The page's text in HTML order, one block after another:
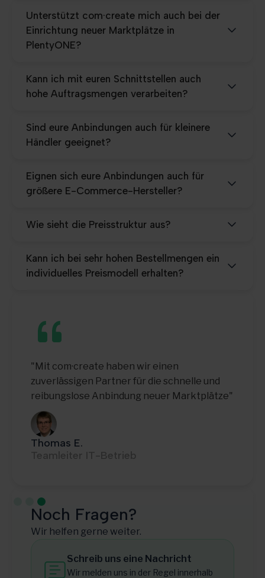
Unterstützt com·create mich auch bei der
Einrichtung neuer Marktplätze in
PlentyONE?
Kann ich mit euren Schnittstellen auch
hohe Auftragsmengen verarbeiten?
Sind eure Anbindungen auch für kleinere
Händler geeignet?
Eignen sich eure Anbindungen auch für
größere E-Commerce-Hersteller?
Wie sieht die Preisstruktur aus?
Kann ich bei sehr hohen Bestellmengen ein
individuelles Preismodell erhalten?
"Mit com·create haben wir einen
zuverlässigen Partner für die schnelle und
reibungslose Anbindung neuer Marktplätze"
Thomas E.
Noch Fragen?
Wir helfen gerne weiter.
Schreib uns eine Nachricht
Wir melden uns in der Regel innerhalb